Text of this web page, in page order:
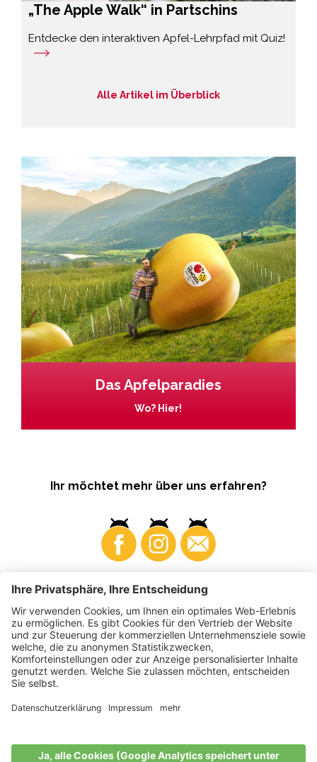
„The Apple Walk“ in Partschins
Entdecke den interaktiven Apfel-Lehrpfad mit Quiz!
Alle Artikel im Überblick
Das Apfelparadies
Wo? Hier!
Ihr möchtet mehr über uns erfahren?
Business Produzenten
2026
VI.P Gen. landw. Gesellschaft
Impressum • Cookie-Einstellungen Datenschutz
•
Barrierefreiheitserklärung•Sitemap